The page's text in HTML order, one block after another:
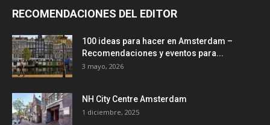
RECOMENDACIONES DEL EDITOR
100 ideas para hacer en Amsterdam –
Recomendaciones y eventos para...
3 mayo, 2026
NH City Centre Amsterdam
1 diciembre, 2025